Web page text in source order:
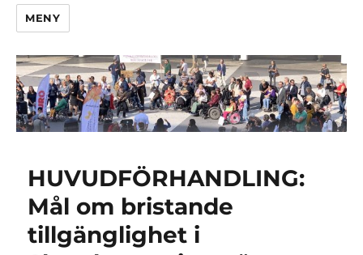
MENY
HUVUDFÖRHANDLING:
Mål om bristande
tillgänglighet i